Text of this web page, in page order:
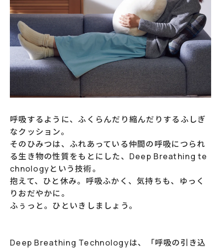
呼吸するように、ふくらんだり縮んだりするふしぎ
なクッション。
そのひみつは、ふれあっている仲間の呼吸につられ
る生き物の性質をもとにした、Deep Breathing te
chnologyという技術。
抱えて、ひと休み。呼吸ふかく、気持ちも、ゆっく
りおだやかに。
ふぅっと。ひといきしましょう。
Deep Breathing Technologyは、「呼吸の引き込